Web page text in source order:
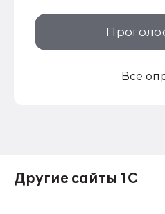
Все
Другие сайты 1С